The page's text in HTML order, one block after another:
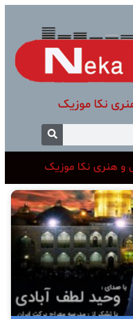
نکا موزیک
و هنری نکا موزیک